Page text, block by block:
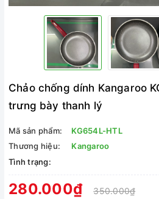
Chảo chống dính Kangaroo
trưng bày thanh lý
Mã sản phẩm:
KG654L-HTL
Thương hiệu:
Kangaroo
Tình trạng:
280.000₫
350.000₫